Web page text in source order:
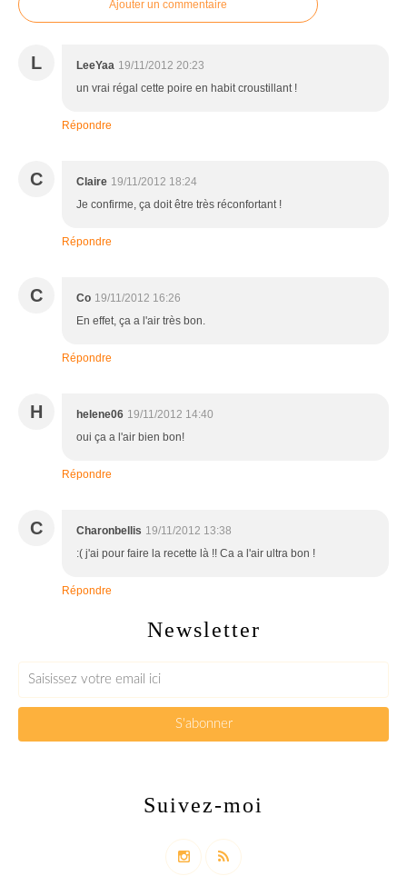
Ajouter un commentaire
L LeeYaa 19/11/2012 20:23
un vrai régal cette poire en habit croustillant !
Répondre
C Claire 19/11/2012 18:24
Je confirme, ça doit être très réconfortant !
Répondre
C Co 19/11/2012 16:26
En effet, ça a l'air très bon.
Répondre
H helene06 19/11/2012 14:40
oui ça a l'air bien bon!
Répondre
C Charonbellis 19/11/2012 13:38
:( j'ai pour faire la recette là !! Ca a l'air ultra bon !
Répondre
Newsletter
Suivez-moi